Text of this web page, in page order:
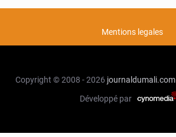
Mentions legales
Copyright © 2008 - 2026 journaldumali.com
Développé par